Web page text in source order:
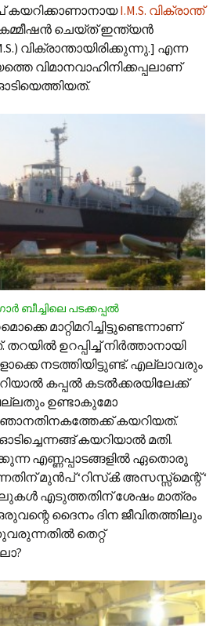
I.M.S. വിക്രാന്ത്
ചെയ്ത് ഇന്ത്യന്‍
വിക്രാന്തായിരിക്കുന്നു.] എന്ന
വിമാനവാഹിനിക്കപ്പലാണ്
ബീച്ചിലെ പടക്കപ്പല്‍
മാറ്റിമറിച്ചിട്ടുണ്ടെന്നാണ്
ഉറപ്പിച്ച് നിര്‍ത്താനായി
നടത്തിയിട്ടുണ്ട്. എല്ലാവരും
കപ്പല്‍ കടല്‍ക്കരയിലേക്ക്
ഉണ്ടാകുമോ
കയറിയത്.
കയറിയാല്‍ മതി.
എണ്ണപ്പാടങ്ങളില്‍ ഏതൊരു
മുന്‍പ് ‘റിസ്‌ക്‍ അസസ്സ്‌മെന്റ് ‘
എടുത്തതിന് ശേഷം മാത്രം
ദൈനം ദിന ജീവിതത്തിലും
തെറ്റ്